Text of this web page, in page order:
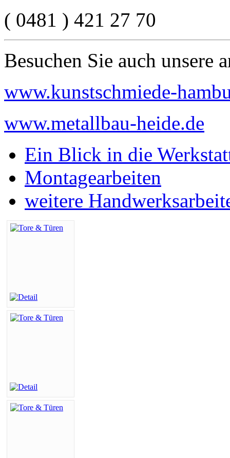
( 0481 ) 421 27 70
Besuchen Sie auch unsere
www.kunstschmiede-
www.metallbau-heide.de
Ein Blick in die
Montagearbeiten
weitere